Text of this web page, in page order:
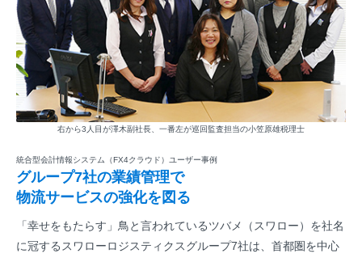
右から3人目が澤木副社長、一番左が巡回監査担当の小笠原雄税理士
統合型会計情報システム（FX4クラウド）ユーザー事例
グループ7社の業績管理で
物流サービスの強化を図る
「幸せをもたらす」鳥と言われているツバメ（スワロー）を社名
に冠するスワローロジスティクスグループ7社は、首都圏を中心